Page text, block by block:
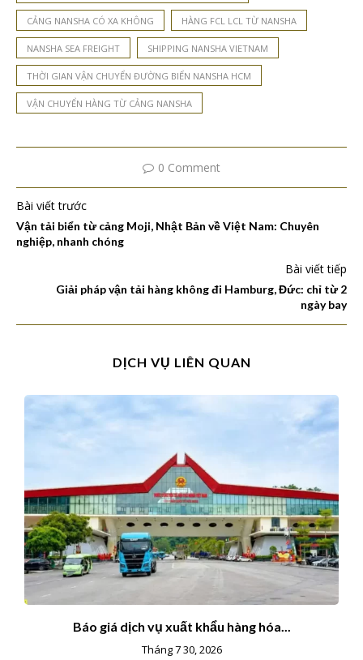
CẢNG NANSHA CÓ XA KHÔNG HÀNG FCL LCL TỪ NANSHA
NANSHA SEA FREIGHT SHIPPING NANSHA VIETNAM
THỜI GIAN VẬN CHUYỂN ĐƯỜNG BIỂN NANSHA HCM
VẬN CHUYỂN HÀNG TỪ CẢNG NANSHA
0 Comment
Bài viết trước
Vận tải biển từ cảng Moji, Nhật Bản về Việt Nam: Chuyên
nghiệp, nhanh chóng
Bài viết tiếp
Giải pháp vận tải hàng không đi Hamburg, Đức: chỉ từ 2
ngày bay
DỊCH VỤ LIÊN QUAN
Báo giá dịch vụ xuất khẩu hàng hóa...
Tháng 7 30, 2026